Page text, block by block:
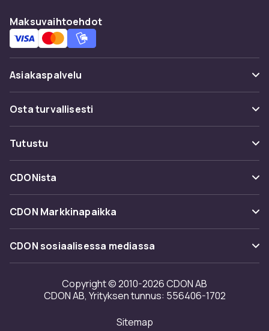
Maksuvaihtoehdot
Asiakaspalvelu
Usein kysyttyä (UKK)
Seuraa pakettia
Ota yhteyttä
Osta turvallisesti
Maksuvaihtoehdot
Toimitus
Takaisinvedot
Tutustu
Kategoriat
Tuotemerkit
CDONista
Tietoa meistä
Asiakasarvionnit
Investor relations
Saavutettavuusseloste
CDON Markkinapaikka
Merchant Help Center
CDON sosiaalisessa mediassa
Copyright © 2010-2026 CDON AB
CDON AB, Yrityksen tunnus: 556406-1702
Sitemap